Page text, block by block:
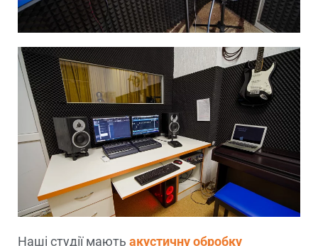
Наші студії мають акустичну обробку